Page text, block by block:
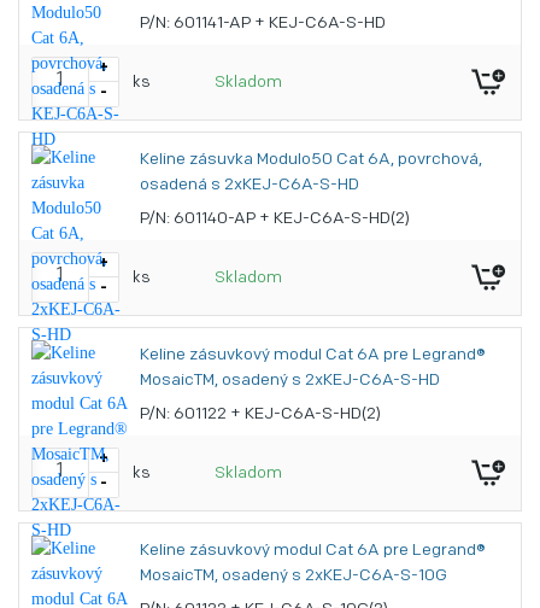
P/N: 601141-AP + KEJ-C6A-S-HD
+
-
ks Skladom
Keline zásuvka Modulo50 Cat 6A, povrchová,
osadená s 2xKEJ-C6A-S-HD
P/N: 601140-AP + KEJ-C6A-S-HD(2)
+
-
ks Skladom
Keline zásuvkový modul Cat 6A pre Legrand®
MosaicTM, osadený s 2xKEJ-C6A-S-HD
P/N: 601122 + KEJ-C6A-S-HD(2)
+
-
ks Skladom
Keline zásuvkový modul Cat 6A pre Legrand®
MosaicTM, osadený s 2xKEJ-C6A-S-10G